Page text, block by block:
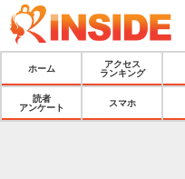
ホーム
アクセス
ランキング
読者
アンケート
スマホ